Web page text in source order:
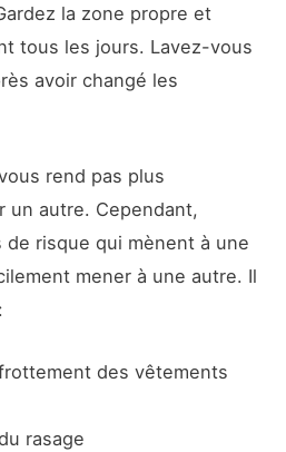
la zone propre et
tous les jours. Lavez-vous
avoir changé les
rend pas plus
un autre. Cependant,
risque qui mènent à une
mener à une autre. Il
des vêtements
rasage